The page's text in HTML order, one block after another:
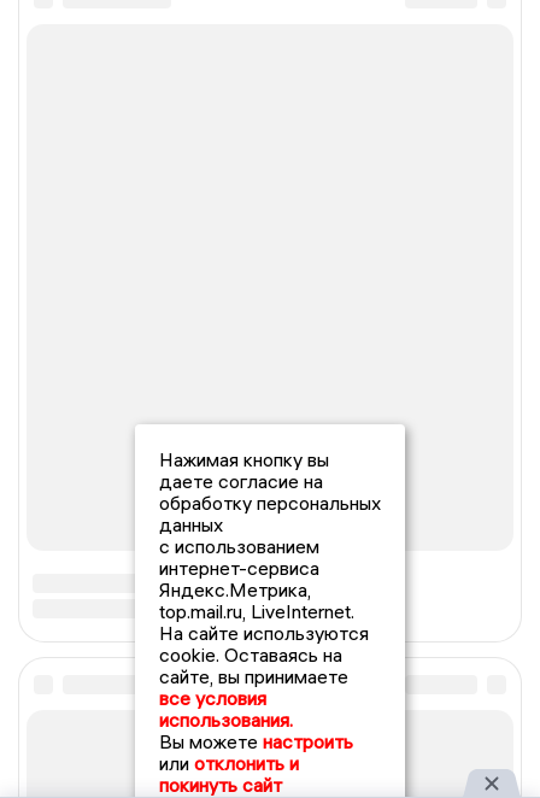
Нажимая кнопку вы
даете согласие на
обработку персональных
данных
с использованием
интернет-сервиса
Яндекс.Метрика,
top.mail.ru, LiveInternet.
На сайте используются
cookie. Оставаясь на
сайте, вы принимаете
все условия
использования.
Вы можете настроить
или отклонить и
покинуть сайт